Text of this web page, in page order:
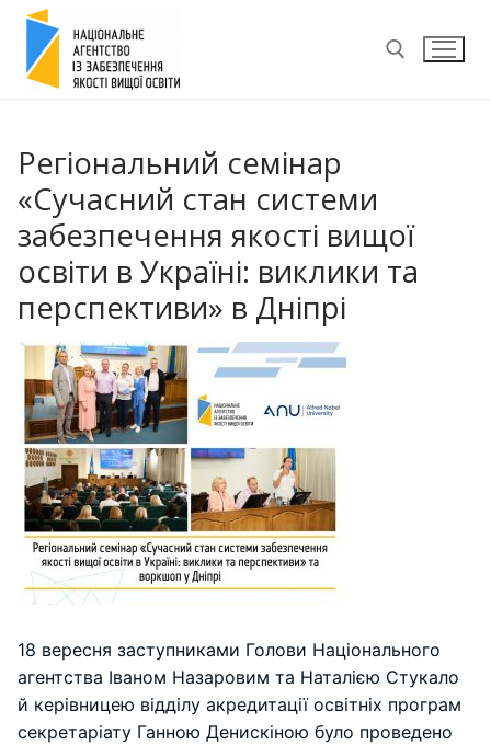
Перейти
вмісту
Регіональний семінар
«Сучасний стан системи
забезпечення якості вищої
освіти в Україні: виклики та
перспективи» в Дніпрі
18 вересня заступниками Голови Національного
агентства Іваном Назаровим та Наталією Стукало
й керівницею відділу акредитації освітніх програм
секретаріату Ганною Денискіною було проведено